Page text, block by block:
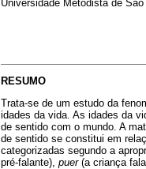
Universidade Metodista de
RESUMO
Trata-se de um estudo da
idades da vida. As idades da
de sentido com o mundo. A
de sentido se constitui em
categorizadas segundo a
pré-falante), puer(a criança